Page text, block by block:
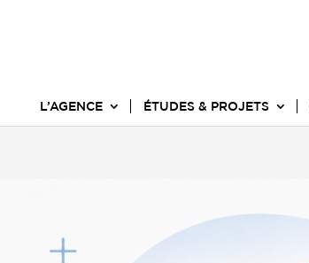
L’AGENCE ÉTUDES & PROJETS